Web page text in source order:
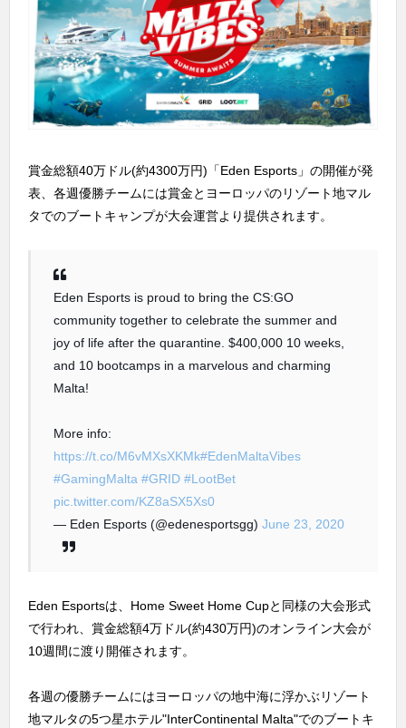
賞金総額40万ドル(約4300万円)「Eden Esports」の開催が発
表、各週優勝チームには賞金とヨーロッパのリゾート地マル
タでのブートキャンプが大会運営より提供されます。
Eden Esports is proud to bring the CS:GO
community together to celebrate the summer and
joy of life after the quarantine. $400,000 10 weeks,
and 10 bootcamps in a marvelous and charming
Malta!
More info:
https://t.co/M6vMXsXKMk#EdenMaltaVibes
#GamingMalta #GRID #LootBet
pic.twitter.com/KZ8aSX5Xs0
— Eden Esports (@edenesportsgg) June 23, 2020
Eden Esportsは、Home Sweet Home Cupと同様の大会形式
で行われ、賞金総額4万ドル(約430万円)のオンライン大会が
10週間に渡り開催されます。
各週の優勝チームにはヨーロッパの地中海に浮かぶリゾート
地マルタの5つ星ホテル"InterContinental Malta"でのブートキ